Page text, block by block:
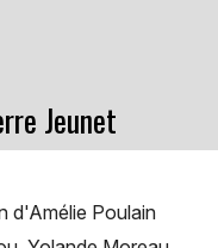
Jeunet
d'Amélie Poulain